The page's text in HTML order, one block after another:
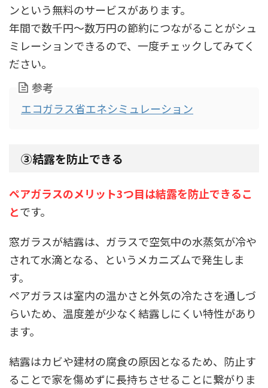
ンという無料のサービスがあります。
年間で数千円～数万円の節約につながることがシュ
ミレーションできるので、一度チェックしてみてく
ださい。
参考
エコガラス省エネシミュレーション
③結露を防止できる
ペアガラスのメリット3つ目は結露を防止できるこ
とです。
窓ガラスが結露は、ガラスで空気中の水蒸気が冷や
されて水滴となる、というメカニズムで発生しま
す。
ペアガラスは室内の温かさと外気の冷たさを通しづ
らいため、温度差が少なく結露しにくい特性があり
ます。
結露はカビや建材の腐食の原因となるため、防止す
ることで家を傷めずに長持ちさせることに繋がりま